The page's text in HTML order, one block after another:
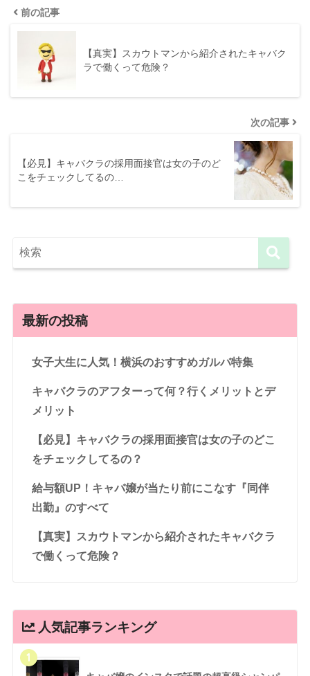
前の記事
【真実】スカウトマンから紹介されたキャバク
ラで働くって危険？
次の記事
【必見】キャバクラの採用面接官は女の子のど
こをチェックしてるの…
最新の投稿
女子大生に人気！横浜のおすすめガルバ特集
キャバクラのアフターって何？行くメリットとデ
メリット
【必見】キャバクラの採用面接官は女の子のどこ
をチェックしてるの？
給与額UP！キャバ嬢が当たり前にこなす『同伴
出勤』のすべて
【真実】スカウトマンから紹介されたキャバクラ
で働くって危険？
人気記事ランキング
1